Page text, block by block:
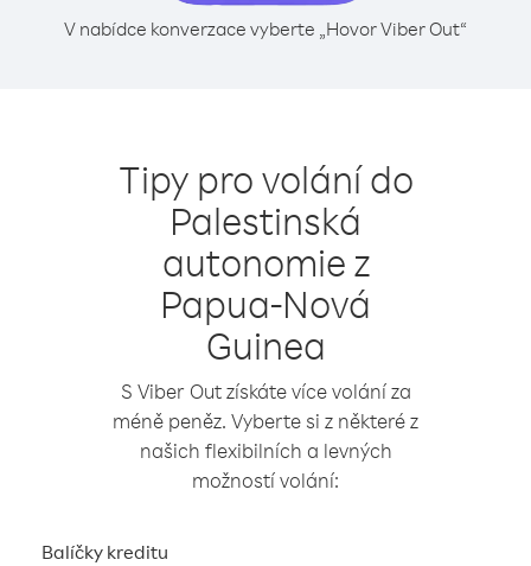
V nabídce konverzace vyberte „Hovor Viber Out“
Tipy pro volání do
Palestinská
autonomie z
Papua-Nová
Guinea
S Viber Out získáte více volání za
méně peněz. Vyberte si z některé z
našich flexibilních a levných
možností volání:
Balíčky kreditu